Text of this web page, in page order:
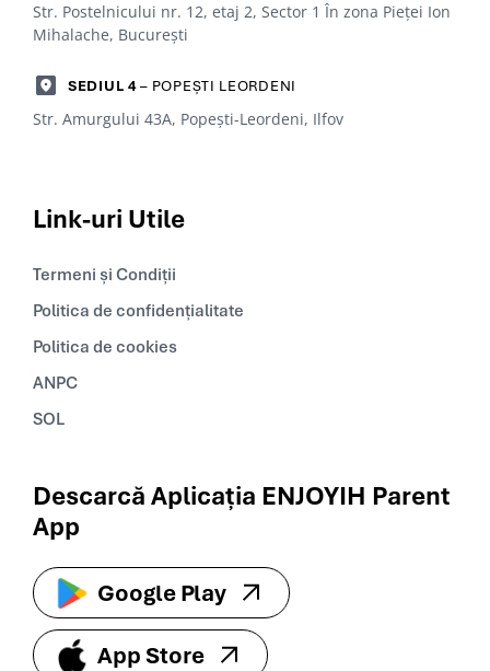
Str. Postelnicului nr. 12, etaj 2, Sector 1 În zona Pieței Ion
Mihalache, Bucureşti
SEDIUL 4– POPEȘTI LEORDENI
Str. Amurgului 43A, Popești-Leordeni, Ilfov
Link-uri Utile
Termeni și Condiții
Politica de confidențialitate
Politica de cookies
ANPC
SOL
Descarcă Aplicația ENJOYIH Parent
App
Google Play
App Store